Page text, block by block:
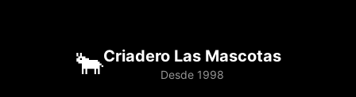
🐂Criadero Las Mascotas
Desde 1998